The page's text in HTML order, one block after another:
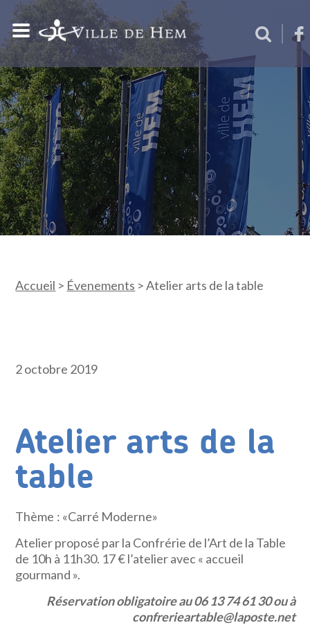
Accueil > Évenements >Atelier arts de la table
2 octobre 2019
Atelier arts de la
table
Thème : «Carré Moderne»
Atelier proposé par la Confrérie de l’Art de la Table
de 10h à 11h30. 17 € l’atelier avec « accueil
gourmand ».
Réservation obligatoire au 06 13 74 61 30 ou à
confrerieartable@laposte.net